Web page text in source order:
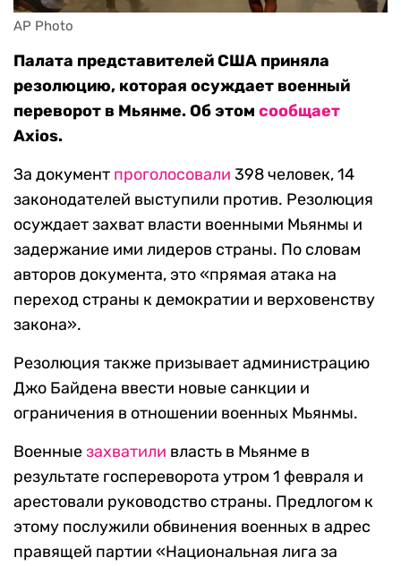
AP Photo
Палата представителей США приняла
резолюцию, которая осуждает военный
переворот в Мьянме. Об этом сообщает
Axios.
За документ проголосовали 398 человек, 14
законодателей выступили против. Резолюция
осуждает захват власти военными Мьянмы и
задержание ими лидеров страны. По словам
авторов документа, это «прямая атака на
переход страны к демократии и верховенству
закона».
Резолюция также призывает администрацию
Джо Байдена ввести новые санкции и
ограничения в отношении военных Мьянмы.
Военныезахватили власть в Мьянме в
результате госпереворота утром 1 февраля и
арестовали руководство страны. Предлогом к
этому послужили обвинения военных в адрес
правящей партии «Национальная лига за